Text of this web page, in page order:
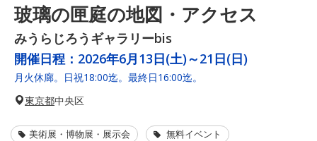
玻璃の匣庭の地図・アクセス
みうらじろうギャラリーbis
開催日程： 2026年6月13日(土)～21日(日)
月火休廊。日祝18:00迄。最終日16:00迄。
東京都中央区
美術展・博物展・展示会 無料イベント